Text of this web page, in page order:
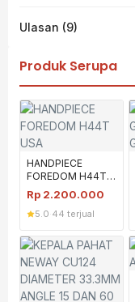
Ulasan (9)
Produk Serupa
HANDPIECE
FOREDOM H44T
USA
Rp 2.200.000
5.0 44 terjual